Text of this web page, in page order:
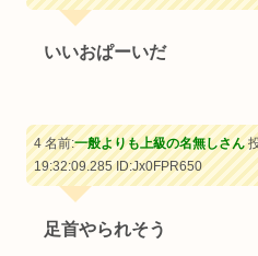
いいおぱーいだ
4 名前:一般よりも上級の名無しさん
19:32:09.285ID:Jx0FPR650
足首やられそう